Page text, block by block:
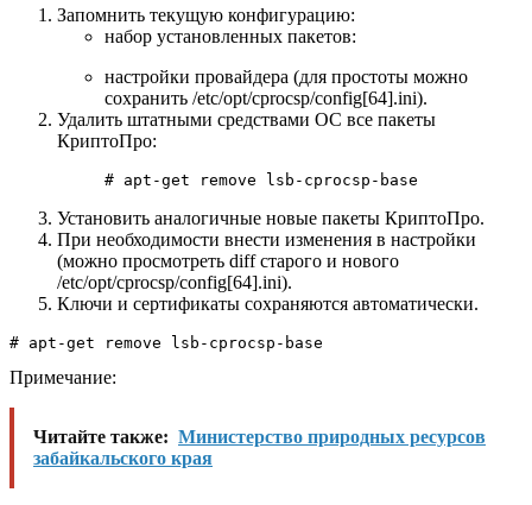
Запомнить текущую конфигурацию:
набор установленных пакетов:
настройки провайдера (для простоты можно
сохранить /etc/opt/cprocsp/config[64].ini).
Удалить штатными средствами ОС все пакеты
КриптоПро:
# apt-get remove lsb-cprocsp-base
Установить аналогичные новые пакеты КриптоПро.
При необходимости внести изменения в настройки
(можно просмотреть diff старого и нового
/etc/opt/cprocsp/config[64].ini).
Ключи и сертификаты сохраняются автоматически.
# apt-get remove lsb-cprocsp-base
Примечание:
Читайте также: Министерство природных ресурсов
забайкальского края